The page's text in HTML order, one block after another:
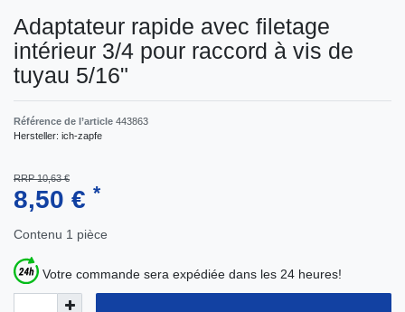
Adaptateur rapide avec filetage
intérieur 3/4 pour raccord à vis de
tuyau 5/16"
Référence de l’article 443863
Hersteller: ich-zapfe
RRP 10,63 €
8,50 € *
Contenu 1 pièce
Votre commande sera expédiée dans les 24 heures!